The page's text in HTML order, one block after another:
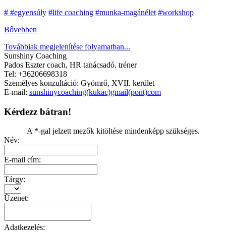
# #egyensúly #life coaching #munka-magánélet #workshop
Bővebben
Továbbiak megjelenítése folyamatban...
Sunshiny Coaching
Pados Eszter coach, HR tanácsadó, tréner
Tel: +36206698318
Személyes konzultáció: Gyömrő, XVII. kerület
E-mail: sunshinycoaching(kukac)gmail(pont)com
Kérdezz bátran!
A *-gal jelzett mezők kitöltése mindenképp szükséges.
Név:
E-mail cím:
Tárgy:
Üzenet:
Adatkezelés: